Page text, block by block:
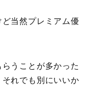
当然プレミアム優
うことが多かった
れでも別にいいか